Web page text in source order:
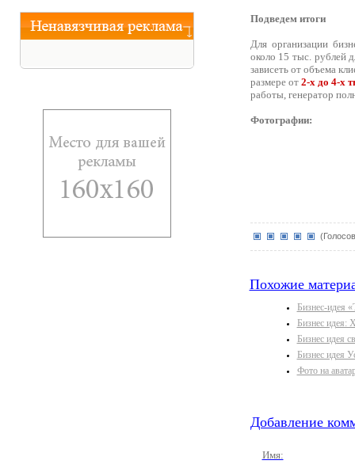
Подведем итоги
Для организации
около 15 тыс. рублей
зависеть от объема
размере от 2-х до 4-х
работы, генератор
Фотографии:
Похожие
Бизнес-идея
Бизнес идея:
Бизнес идея
Бизнес идея
Фото на
Добавление
Имя: